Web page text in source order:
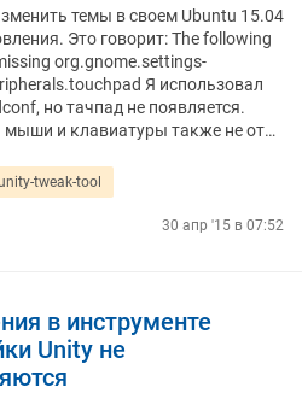
темы в своем Ubuntu 15.04
Это говорит: The following
org.gnome.settings-
Я использовал
но тачпад не появляется.
мыши и клавиатуры также не от…
tweak-tool
30 апр '15 в 07:52
в инструменте
Unity не